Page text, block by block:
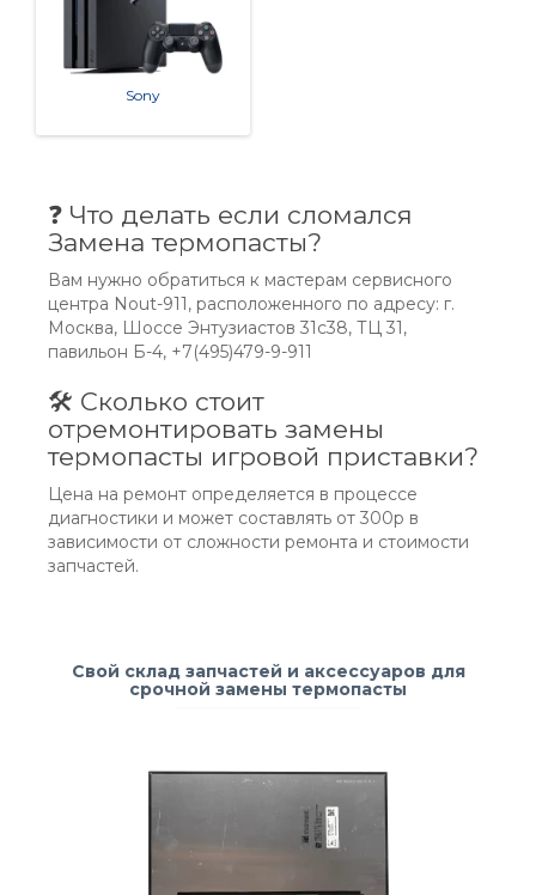
Sony
❓ Что делать если сломался
Замена термопасты?
Вам нужно обратиться к мастерам сервисного
центра Nout-911, расположенного по адресу: г.
Москва, Шоссе Энтузиастов 31с38, ТЦ 31,
павильон Б-4, +7(495)479-9-911
🛠 Сколько стоит
отремонтировать замены
термопасты игровой приставки?
Цена на ремонт определяется в процессе
диагностики и может составлять от 300р в
зависимости от сложности ремонта и стоимости
запчастей.
Свой склад запчастей и аксессуаров для
срочной замены термопасты